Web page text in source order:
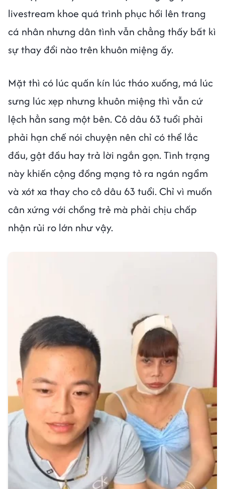
livestream khoe quá trình phục hồi lên trang
cá nhân nhưng dân tình vẫn chẳng thấy bất kì
sự thay đổi nào trên khuôn miệng ấy.
Mặt thì có lúc quấn kín lúc tháo xuống, má lúc
sưng lúc xẹp nhưng khuôn miệng thì vẫn cứ
lệch hẳn sang một bên. Cô dâu 63 tuổi phải
phải hạn chế nói chuyện nên chỉ có thể lắc
đầu, gật đầu hay trả lời ngắn gọn. Tình trạng
này khiến cộng đồng mạng tỏ ra ngán ngẩm
và xót xa thay cho cô dâu 63 tuổi. Chỉ vì muốn
cân xứng với chồng trẻ mà phải chịu chấp
nhận rủi ro lớn như vậy.